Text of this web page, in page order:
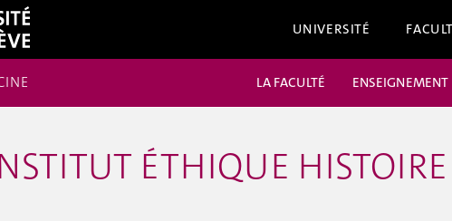
UNIVERSITÉ
LA FACULTÉ ENSEIGNEMENT
ÉTHIQUE